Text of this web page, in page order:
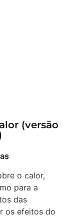
(versão
o calor,
para a
das
os efeitos do